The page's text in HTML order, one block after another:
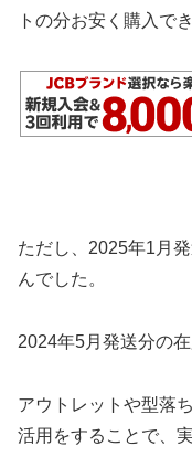
トの分お安く購入で
ただし、2025年1月
んでした。
2024年5月発送分の
アウトレットや型落
活用をすることで、